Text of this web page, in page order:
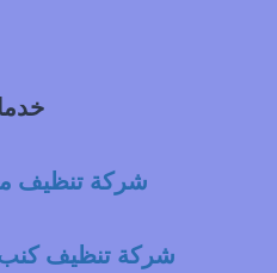
شركة تنظيف
شركة تنظيف كنب